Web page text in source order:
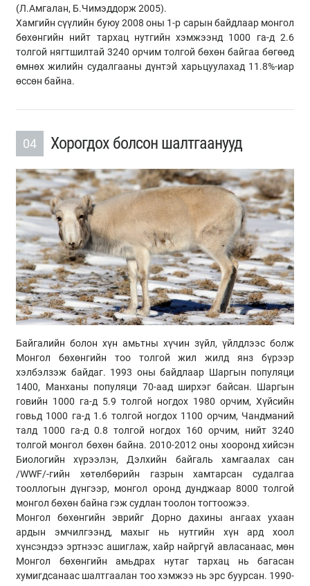
(Л.Амгалан, Б.Чимэддорж 2005).
Хамгийн сүүлийн буюу 2008 оны 1-р сарын байдлаар монгол
бөхөнгийн нийт тархац нутгийн хэмжээнд 1000 га-д 2.6
толгой нягтшилтай 3240 орчим толгой бөхөн байгаа бөгөөд
өмнөх жилийн судалгааны дүнтэй харьцуулахад 11.8%-иар
өссөн байна.
04 Хорогдох болсон шалтгаанууд
Байгалийн болон хүн амьтны хүчин зүйл, үйлдлээс болж
Монгол бөхөнгийн тоо толгой жил жилд янз бүрээр
хэлбэлзэж байдаг. 1993 оны байдлаар Шаргын популяци
1400, Манханы популяци 70-аад ширхэг байсан. Шаргын
говийн 1000 га-д 5.9 толгой ногдох 1980 орчим, Хүйсийн
говьд 1000 га-д 1.6 толгой ногдох 1100 орчим, Чандманий
талд 1000 га-д 0.8 толгой ногдох 160 орчим, нийт 3240
толгой монгол бөхөн байна. 2010-2012 оны хооронд хийсэн
Биологийн хүрээлэн, Дэлхийн байгаль хамгаалах сан
/WWF/-гийн хөтөлбөрийн газрын хамтарсан судалгаа
тооллогын дүнгээр, монгол оронд дунджаар 8000 толгой
монгол бөхөн байна гэж судлан тоолон тогтоожээ.
Монгол бөхөнгийн эврийг Дорно дахины ангаах ухаан
ардын эмчилгээнд, махыг нь нутгийн хүн ард хоол
хүнсэндээ эртнээс ашиглаж, хайр найргүй авласанаас, мөн
Монгол бөхөнгийн амьдрах нутаг тархац нь багасан
хумигдсанаас шалтгаалан тоо хэмжээ нь эрс буурсан. 1990-